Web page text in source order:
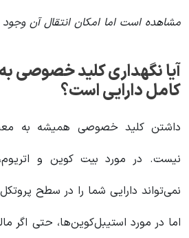
مشاهده است اما امکان انتقال آن
آیا نگهداری کلید خصوصی
کامل دارایی است؟
داشتن کلید خصوصی همیشه به
نیست. در مورد بیت کوین و
نمی‌تواند دارایی شما را در سطح
اما در مورد استیبل‌کوین‌ها، حتی اگر